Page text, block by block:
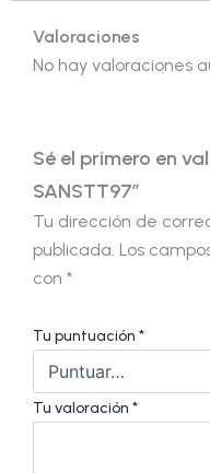
Valoraciones
No hay valoraciones
Sé el primero en
SANSTT97”
Tu dirección de
publicada. Los
con *
Tu puntuación *
Tu valoración *